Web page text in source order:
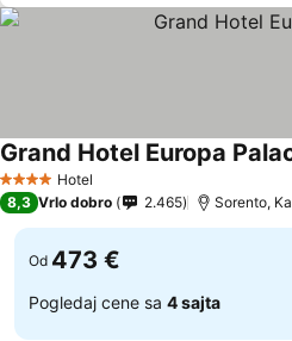
4 ZvezdiceHotel
Grand Hotel Europa
8,3 Vrlo dobro 2.465 Sorento,
Od 473 €
Pogledaj cene sa 4 sajta